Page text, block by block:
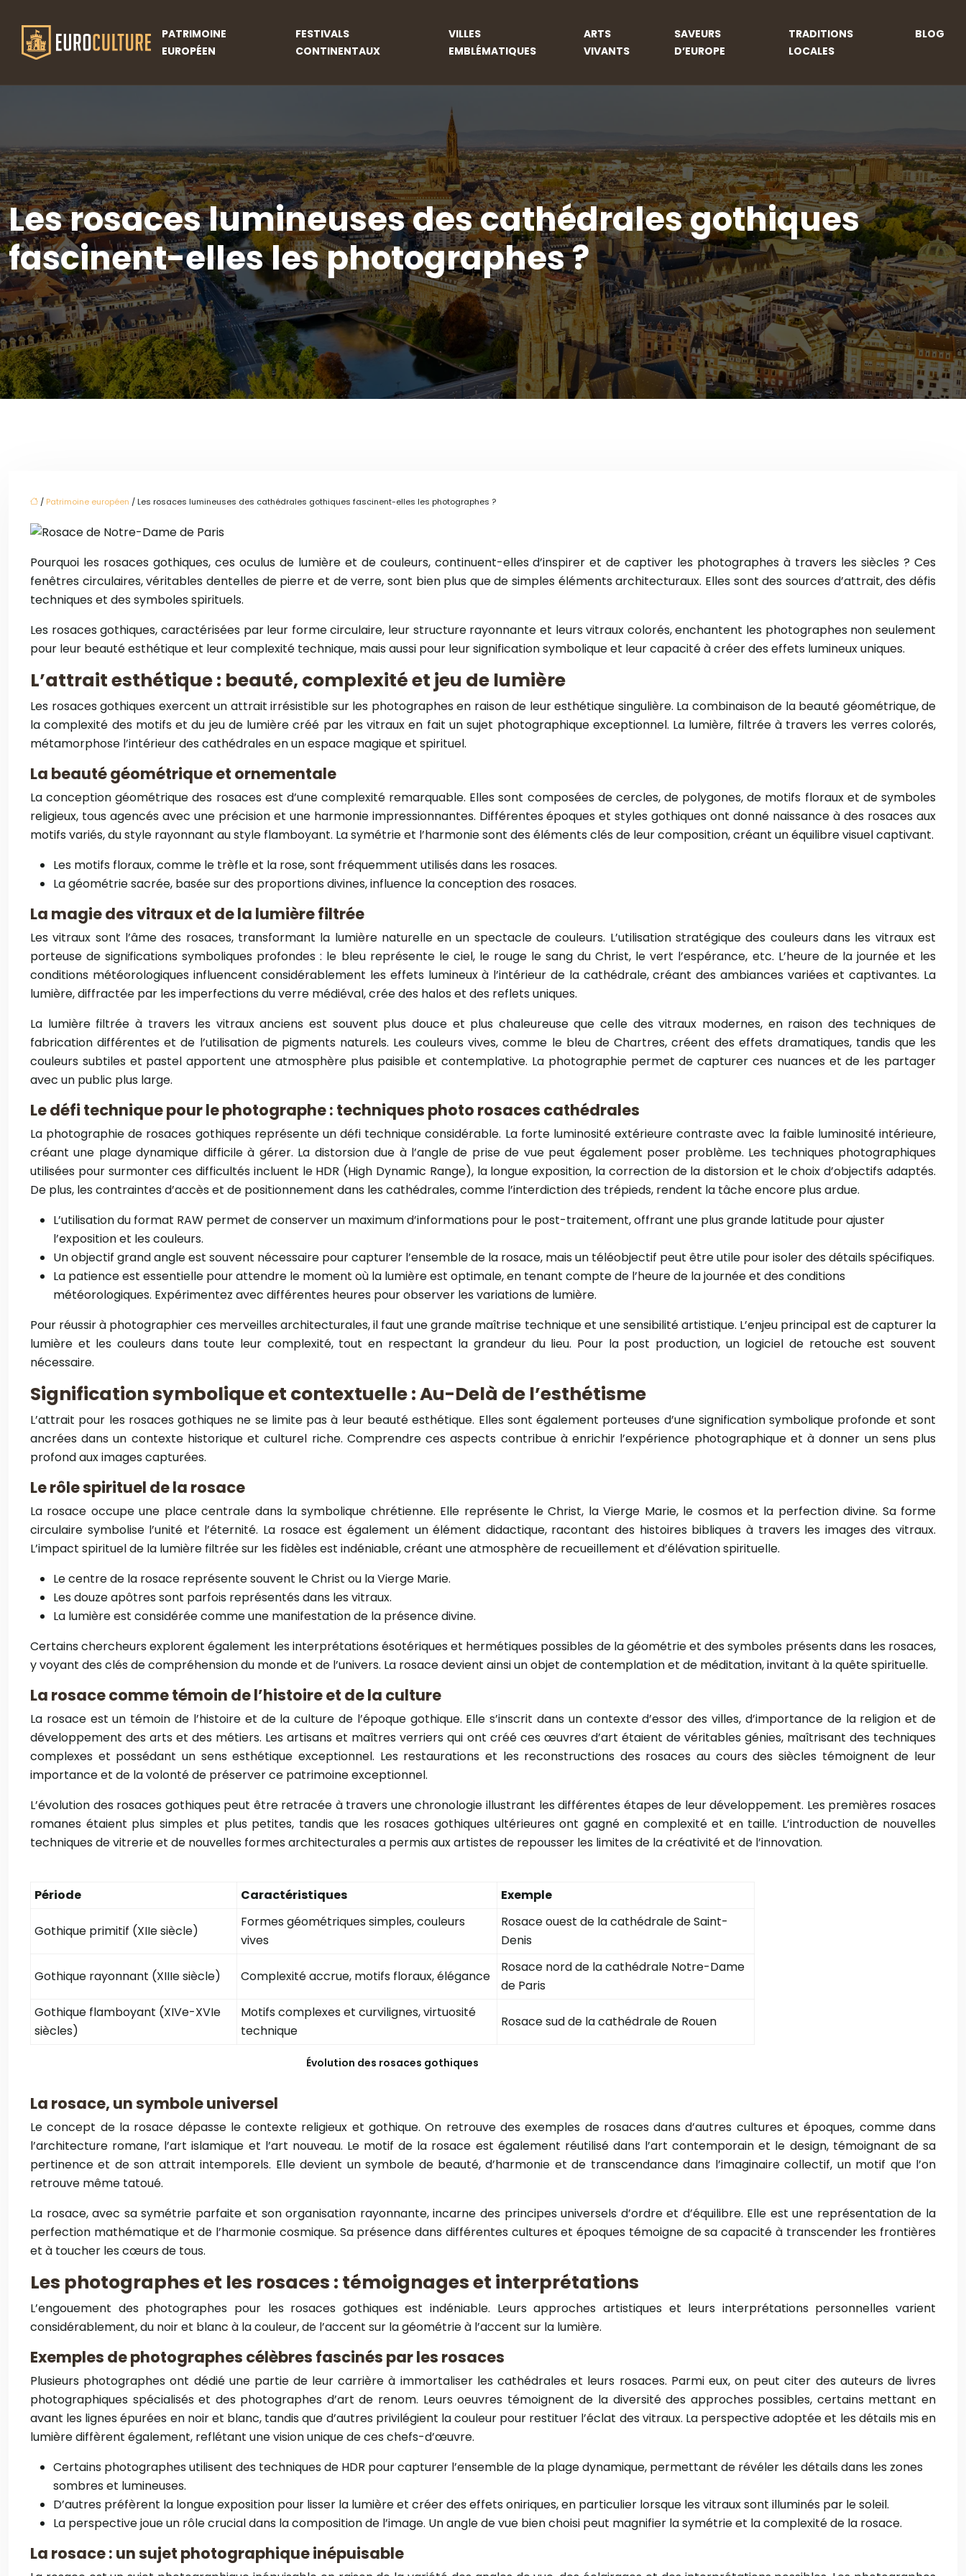
PATRIMOINE
EUROPÉEN
FESTIVALS
CONTINENTAUX
VILLES
EMBLÉMATIQUES
ARTS
VIVANTS
SAVEURS
D’EUROPE
TRADITIONS
LOCALES
BLOG
Les rosaces lumineuses des cathédrales gothiques
fascinent-elles les photographes ?
/ Patrimoine européen / Les rosaces lumineuses des cathédrales gothiques fascinent-elles les photographes ?
Pourquoi les rosaces gothiques, ces oculus de lumière et de couleurs, continuent-elles d’inspirer et de captiver les photographes à travers les siècles ? Ces
fenêtres circulaires, véritables dentelles de pierre et de verre, sont bien plus que de simples éléments architecturaux. Elles sont des sources d’attrait, des défis
techniques et des symboles spirituels.
Les rosaces gothiques, caractérisées par leur forme circulaire, leur structure rayonnante et leurs vitraux colorés, enchantent les photographes non seulement
pour leur beauté esthétique et leur complexité technique, mais aussi pour leur signification symbolique et leur capacité à créer des effets lumineux uniques.
L’attrait esthétique : beauté, complexité et jeu de lumière
Les rosaces gothiques exercent un attrait irrésistible sur les photographes en raison de leur esthétique singulière. La combinaison de la beauté géométrique, de
la complexité des motifs et du jeu de lumière créé par les vitraux en fait un sujet photographique exceptionnel. La lumière, filtrée à travers les verres colorés,
métamorphose l’intérieur des cathédrales en un espace magique et spirituel.
La beauté géométrique et ornementale
La conception géométrique des rosaces est d’une complexité remarquable. Elles sont composées de cercles, de polygones, de motifs floraux et de symboles
religieux, tous agencés avec une précision et une harmonie impressionnantes. Différentes époques et styles gothiques ont donné naissance à des rosaces aux
motifs variés, du style rayonnant au style flamboyant. La symétrie et l’harmonie sont des éléments clés de leur composition, créant un équilibre visuel captivant.
Les motifs floraux, comme le trèfle et la rose, sont fréquemment utilisés dans les rosaces.
La géométrie sacrée, basée sur des proportions divines, influence la conception des rosaces.
La magie des vitraux et de la lumière filtrée
Les vitraux sont l’âme des rosaces, transformant la lumière naturelle en un spectacle de couleurs. L’utilisation stratégique des couleurs dans les vitraux est
porteuse de significations symboliques profondes : le bleu représente le ciel, le rouge le sang du Christ, le vert l’espérance, etc. L’heure de la journée et les
conditions météorologiques influencent considérablement les effets lumineux à l’intérieur de la cathédrale, créant des ambiances variées et captivantes. La
lumière, diffractée par les imperfections du verre médiéval, crée des halos et des reflets uniques.
La lumière filtrée à travers les vitraux anciens est souvent plus douce et plus chaleureuse que celle des vitraux modernes, en raison des techniques de
fabrication différentes et de l’utilisation de pigments naturels. Les couleurs vives, comme le bleu de Chartres, créent des effets dramatiques, tandis que les
couleurs subtiles et pastel apportent une atmosphère plus paisible et contemplative. La photographie permet de capturer ces nuances et de les partager
avec un public plus large.
Le défi technique pour le photographe : techniques photo rosaces cathédrales
La photographie de rosaces gothiques représente un défi technique considérable. La forte luminosité extérieure contraste avec la faible luminosité intérieure,
créant une plage dynamique difficile à gérer. La distorsion due à l’angle de prise de vue peut également poser problème. Les techniques photographiques
utilisées pour surmonter ces difficultés incluent le HDR (High Dynamic Range), la longue exposition, la correction de la distorsion et le choix d’objectifs adaptés.
De plus, les contraintes d’accès et de positionnement dans les cathédrales, comme l’interdiction des trépieds, rendent la tâche encore plus ardue.
L’utilisation du format RAW permet de conserver un maximum d’informations pour le post-traitement, offrant une plus grande latitude pour ajuster
l’exposition et les couleurs.
Un objectif grand angle est souvent nécessaire pour capturer l’ensemble de la rosace, mais un téléobjectif peut être utile pour isoler des détails spécifiques.
La patience est essentielle pour attendre le moment où la lumière est optimale, en tenant compte de l’heure de la journée et des conditions
météorologiques. Expérimentez avec différentes heures pour observer les variations de lumière.
Pour réussir à photographier ces merveilles architecturales, il faut une grande maîtrise technique et une sensibilité artistique. L’enjeu principal est de capturer la
lumière et les couleurs dans toute leur complexité, tout en respectant la grandeur du lieu. Pour la post production, un logiciel de retouche est souvent
nécessaire.
Signification symbolique et contextuelle : Au-Delà de l’esthétisme
L’attrait pour les rosaces gothiques ne se limite pas à leur beauté esthétique. Elles sont également porteuses d’une signification symbolique profonde et sont
ancrées dans un contexte historique et culturel riche. Comprendre ces aspects contribue à enrichir l’expérience photographique et à donner un sens plus
profond aux images capturées.
Le rôle spirituel de la rosace
La rosace occupe une place centrale dans la symbolique chrétienne. Elle représente le Christ, la Vierge Marie, le cosmos et la perfection divine. Sa forme
circulaire symbolise l’unité et l’éternité. La rosace est également un élément didactique, racontant des histoires bibliques à travers les images des vitraux.
L’impact spirituel de la lumière filtrée sur les fidèles est indéniable, créant une atmosphère de recueillement et d’élévation spirituelle.
Le centre de la rosace représente souvent le Christ ou la Vierge Marie.
Les douze apôtres sont parfois représentés dans les vitraux.
La lumière est considérée comme une manifestation de la présence divine.
Certains chercheurs explorent également les interprétations ésotériques et hermétiques possibles de la géométrie et des symboles présents dans les rosaces,
y voyant des clés de compréhension du monde et de l’univers. La rosace devient ainsi un objet de contemplation et de méditation, invitant à la quête spirituelle.
La rosace comme témoin de l’histoire et de la culture
La rosace est un témoin de l’histoire et de la culture de l’époque gothique. Elle s’inscrit dans un contexte d’essor des villes, d’importance de la religion et de
développement des arts et des métiers. Les artisans et maîtres verriers qui ont créé ces œuvres d’art étaient de véritables génies, maîtrisant des techniques
complexes et possédant un sens esthétique exceptionnel. Les restaurations et les reconstructions des rosaces au cours des siècles témoignent de leur
importance et de la volonté de préserver ce patrimoine exceptionnel.
L’évolution des rosaces gothiques peut être retracée à travers une chronologie illustrant les différentes étapes de leur développement. Les premières rosaces
romanes étaient plus simples et plus petites, tandis que les rosaces gothiques ultérieures ont gagné en complexité et en taille. L’introduction de nouvelles
techniques de vitrerie et de nouvelles formes architecturales a permis aux artistes de repousser les limites de la créativité et de l’innovation.
Évolution des rosaces gothiques
Période Caractéristiques Exemple
Gothique primitif (XIIe siècle)
Formes géométriques simples, couleurs
vives
Rosace ouest de la cathédrale de Saint-
Denis
Gothique rayonnant (XIIIe siècle) Complexité accrue, motifs floraux, élégance
Rosace nord de la cathédrale Notre-Dame
de Paris
Gothique flamboyant (XIVe-XVIe
siècles)
Motifs complexes et curvilignes, virtuosité
technique
Rosace sud de la cathédrale de Rouen
La rosace, un symbole universel
Le concept de la rosace dépasse le contexte religieux et gothique. On retrouve des exemples de rosaces dans d’autres cultures et époques, comme dans
l’architecture romane, l’art islamique et l’art nouveau. Le motif de la rosace est également réutilisé dans l’art contemporain et le design, témoignant de sa
pertinence et de son attrait intemporels. Elle devient un symbole de beauté, d’harmonie et de transcendance dans l’imaginaire collectif, un motif que l’on
retrouve même tatoué.
La rosace, avec sa symétrie parfaite et son organisation rayonnante, incarne des principes universels d’ordre et d’équilibre. Elle est une représentation de la
perfection mathématique et de l’harmonie cosmique. Sa présence dans différentes cultures et époques témoigne de sa capacité à transcender les frontières
et à toucher les cœurs de tous.
Les photographes et les rosaces : témoignages et interprétations
L’engouement des photographes pour les rosaces gothiques est indéniable. Leurs approches artistiques et leurs interprétations personnelles varient
considérablement, du noir et blanc à la couleur, de l’accent sur la géométrie à l’accent sur la lumière.
Exemples de photographes célèbres fascinés par les rosaces
Plusieurs photographes ont dédié une partie de leur carrière à immortaliser les cathédrales et leurs rosaces. Parmi eux, on peut citer des auteurs de livres
photographiques spécialisés et des photographes d’art de renom. Leurs oeuvres témoignent de la diversité des approches possibles, certains mettant en
avant les lignes épurées en noir et blanc, tandis que d’autres privilégient la couleur pour restituer l’éclat des vitraux. La perspective adoptée et les détails mis en
lumière diffèrent également, reflétant une vision unique de ces chefs-d’œuvre.
Certains photographes utilisent des techniques de HDR pour capturer l’ensemble de la plage dynamique, permettant de révéler les détails dans les zones
sombres et lumineuses.
D’autres préfèrent la longue exposition pour lisser la lumière et créer des effets oniriques, en particulier lorsque les vitraux sont illuminés par le soleil.
La perspective joue un rôle crucial dans la composition de l’image. Un angle de vue bien choisi peut magnifier la symétrie et la complexité de la rosace.
La rosace : un sujet photographique inépuisable